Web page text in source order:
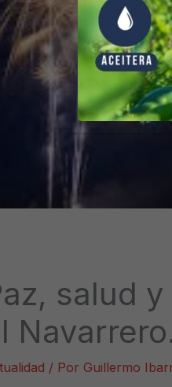
salud
/ Por Guillermo